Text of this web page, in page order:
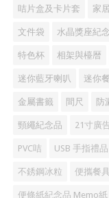
咭片盒及卡片套 家
文件袋 水晶獎座紀
特色杯 相架與檯暦
迷你藍牙喇叭 迷你
金屬書籤 間尺 防
頸繩紀念品 21寸廣
PVC咭 USB 手指禮品
不銹鋼冰粒 便攜餐
便條紙紀念品 Memo